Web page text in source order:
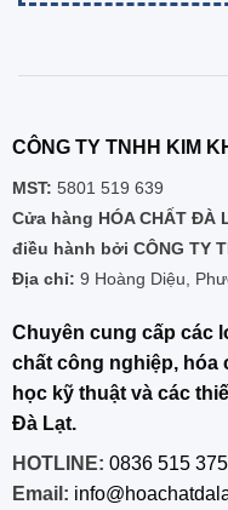
CÔNG TY TNHH KIM
MST: 5801 519 639
Cửa hàng HÓA CHẤT
điều hành bởi CÔNG TY
Địa chỉ: 9 Hoàng Diệu,
Chuyên cung cấp các
chất công nghiệp, hóa
học kỹ thuật và các
Đà Lạt.
HOTLINE: 0836 515 375
Email: